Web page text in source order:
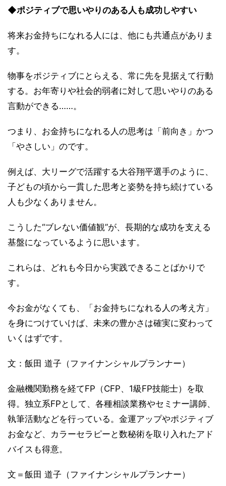
◆ポジティブで思いやりのある人も成功しやすい
将来お金持ちになれる人には、他にも共通点がありま
す。
物事をポジティブにとらえる、常に先を見据えて行動
する。お年寄りや社会的弱者に対して思いやりのある
言動ができる……。
つまり、お金持ちになれる人の思考は「前向き」かつ
「やさしい」のです。
例えば、大リーグで活躍する大谷翔平選手のように、
子どもの頃から一貫した思考と姿勢を持ち続けている
人も少なくありません。
こうした“ブレない価値観”が、長期的な成功を支える
基盤になっているように思います。
これらは、どれも今日から実践できることばかりで
す。
今お金がなくても、「お金持ちになれる人の考え方」
を身につけていけば、未来の豊かさは確実に変わって
いくはずです。
文：飯田 道子（ファイナンシャルプランナー）
金融機関勤務を経てFP（CFP、1級FP技能士）を取
得。独立系FPとして、各種相談業務やセミナー講師、
執筆活動などを行っている。金運アップやポジティブ
お金など、カラーセラピーと数秘術を取り入れたアド
バイスも得意。
文＝飯田 道子（ファイナンシャルプランナー）